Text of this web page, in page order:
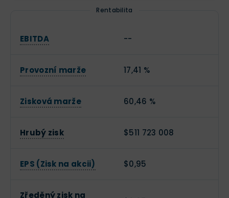
Rentabilita
EBITDA --
Provozní marže 17,41 %
Zisková marže 60,46 %
Hrubý zisk $511 723 008
EPS (Zisk na akcii) $0,95
Zředěný zisk na